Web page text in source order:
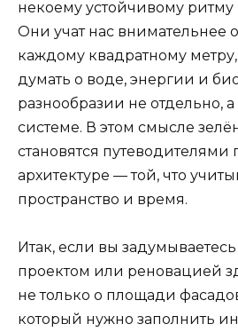
некоему устойчивому
Они учат нас внимательнее
каждому квадратному метру,
думать о воде, энергии и
разнообразии не отдельно, а
системе. В этом смысле
становятся путеводителями
архитектуре — той, что
пространство и время.
Итак, если вы
проектом или реновацией
не только о площади
который нужно заполнить